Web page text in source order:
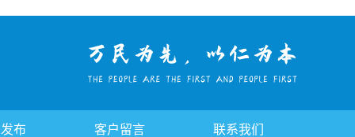
布 客户留言 联系我们